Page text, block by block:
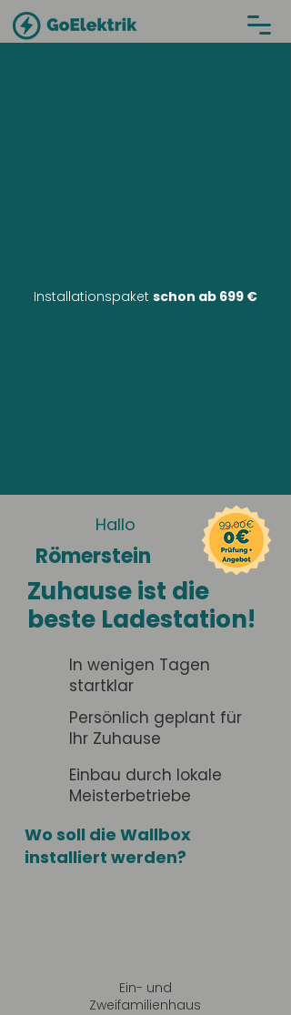
Installationspaket schon ab 699 €
Hallo
Römerstein
Zuhause ist die
beste Ladestation!
In wenigen Tagen
startklar
Persönlich geplant für
Ihr Zuhause
Einbau durch lokale
Meisterbetriebe
Wo soll die Wallbox
installiert werden?
Ein- und
Zweifamilienhaus